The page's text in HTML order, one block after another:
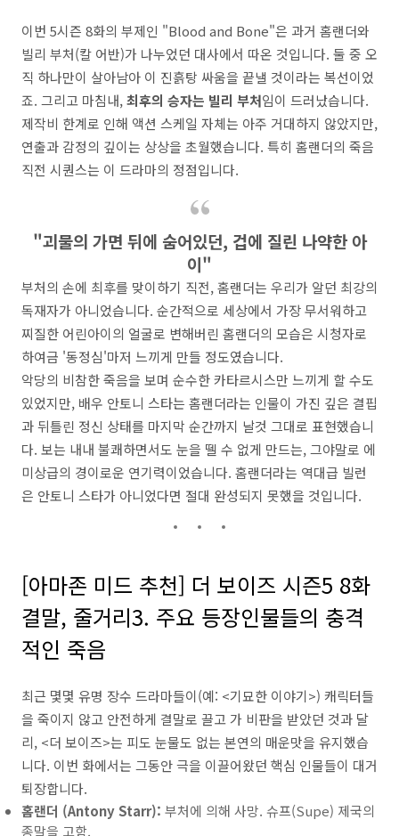
이번 5시즌 8화의 부제인 "Blood and Bone"은 과거 홈랜더와
빌리 부처(칼 어반)가 나누었던 대사에서 따온 것입니다. 둘 중 오
직 하나만이 살아남아 이 진흙탕 싸움을 끝낼 것이라는 복선이었
죠. 그리고 마침내,최후의 승자는 빌리 부처임이 드러났습니다.
제작비 한계로 인해 액션 스케일 자체는 아주 거대하지 않았지만,
연출과 감정의 깊이는 상상을 초월했습니다. 특히 홈랜더의 죽음
직전 시퀀스는 이 드라마의 정점입니다.
"괴물의 가면 뒤에 숨어있던, 겁에 질린 나약한 아
이"
부처의 손에 최후를 맞이하기 직전, 홈랜더는 우리가 알던 최강의
독재자가 아니었습니다. 순간적으로 세상에서 가장 무서워하고
찌질한 어린아이의 얼굴로 변해버린 홈랜더의 모습은 시청자로
하여금 '동정심'마저 느끼게 만들 정도였습니다.
악당의 비참한 죽음을 보며 순수한 카타르시스만 느끼게 할 수도
있었지만, 배우 안토니 스타는 홈랜더라는 인물이 가진 깊은 결핍
과 뒤틀린 정신 상태를 마지막 순간까지 날것 그대로 표현했습니
다. 보는 내내 불쾌하면서도 눈을 뗄 수 없게 만드는, 그야말로 에
미상급의 경이로운 연기력이었습니다. 홈랜더라는 역대급 빌런
은 안토니 스타가 아니었다면 절대 완성되지 못했을 것입니다.
[아마존 미드 추천] 더 보이즈 시즌5 8화
결말, 줄거리3. 주요 등장인물들의 충격
적인 죽음
최근 몇몇 유명 장수 드라마들이(예: <기묘한 이야기>) 캐릭터들
을 죽이지 않고 안전하게 결말로 끌고 가 비판을 받았던 것과 달
리, <더 보이즈>는 피도 눈물도 없는 본연의 매운맛을 유지했습
니다. 이번 화에서는 그동안 극을 이끌어왔던 핵심 인물들이 대거
퇴장합니다.
홈랜더 (Antony Starr): 부처에 의해 사망. 슈프(Supe) 제국의
종말을 고함.